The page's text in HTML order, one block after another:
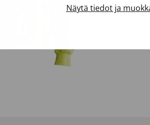
Näytä tiedot ja